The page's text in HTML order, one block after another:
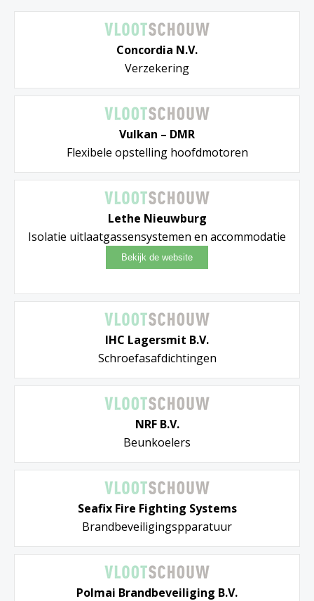
Concordia N.V.
Verzekering
Vulkan – DMR
Flexibele opstelling hoofdmotoren
Lethe Nieuwburg
Isolatie uitlaatgassensystemen en accommodatie
IHC Lagersmit B.V.
Schroefasafdichtingen
NRF B.V.
Beunkoelers
Seafix Fire Fighting Systems
Brandbeveiligingspparatuur
Polmai Brandbeveiliging B.V.